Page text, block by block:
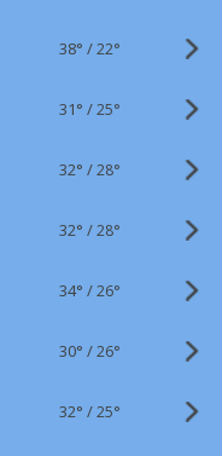
38° /22°
31° /25°
32° /28°
32° /28°
34° /26°
30° /26°
32° /25°